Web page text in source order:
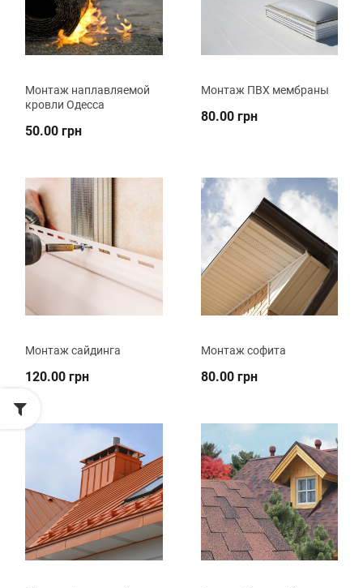
Монтаж наплавляемой
кровли Одесса
50.00 грн
Монтаж ПВХ мембраны
80.00 грн
Монтаж сайдинга
120.00 грн
Монтаж софита
80.00 грн